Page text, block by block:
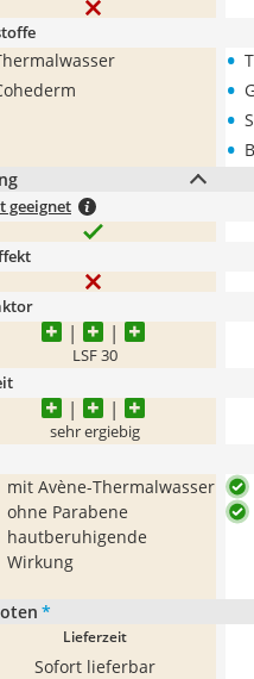
•
•
•
•
geeignet
LSF 30
sehr ergiebig
mit Avène-Thermalwasser
ohne Parabene
hautberuhigende
Wirkung
*
Lieferzeit
Sofort lieferbar